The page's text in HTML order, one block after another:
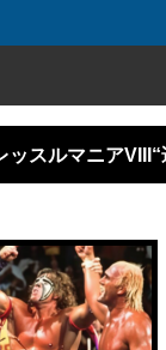
ッスルマニア